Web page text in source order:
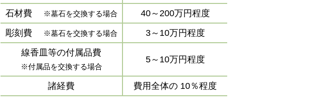
石材費
※墓石を交換する場合
40～200万円程度
彫刻費
※墓石を交換する場合
3～10万円程度
線香皿等の付属品費
※付属品を交換する場合
5～10万円程度
諸経費 費用全体の 10％程度